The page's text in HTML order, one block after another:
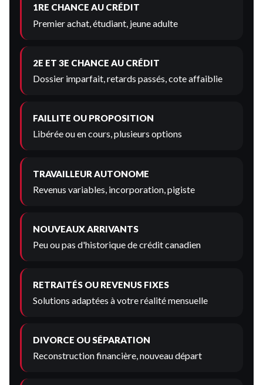
1RE CHANCE AU CRÉDIT
Premier achat, étudiant, jeune adulte
2E ET 3E CHANCE AU CRÉDIT
Dossier imparfait, retards passés, cote affaiblie
FAILLITE OU PROPOSITION
Libérée ou en cours, plusieurs options
TRAVAILLEUR AUTONOME
Revenus variables, incorporation, pigiste
NOUVEAUX ARRIVANTS
Peu ou pas d'historique de crédit canadien
RETRAITÉS OU REVENUS FIXES
Solutions adaptées à votre réalité mensuelle
DIVORCE OU SÉPARATION
Reconstruction financière, nouveau départ